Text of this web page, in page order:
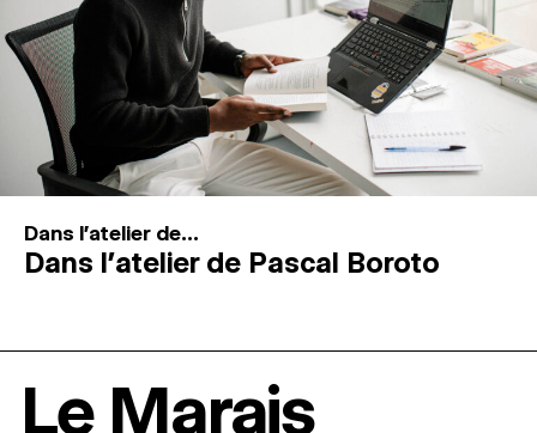
Dans l'atelier de...
Dans l’atelier de Pascal Boroto
Le Marais